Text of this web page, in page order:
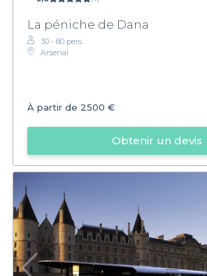
La péniche de Dana
30 - 80 pers.
Arsenal
À partir de 2500 €
Obtenir un devis